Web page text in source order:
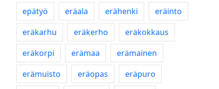
epätyö
eräala erähenki
eräinto
eräkarhu
eräkerho
eräkokkaus
eräkorpi
erämaa
erämainen
erämuisto
eräopas
eräpuro